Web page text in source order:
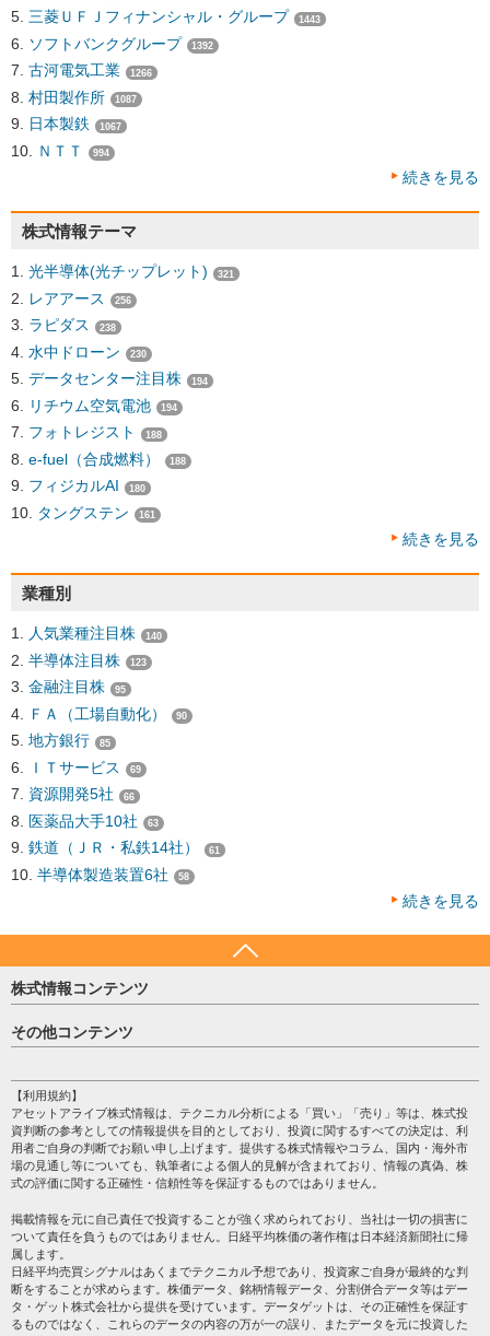
三菱ＵＦＪフィナンシャル・グループ 1443
ソフトバンクグループ 1392
古河電気工業 1266
村田製作所 1087
日本製鉄 1067
ＮＴＴ 994
続きを見る
株式情報テーマ
光半導体(光チップレット) 321
レアアース 256
ラピダス 238
水中ドローン 230
データセンター注目株 194
リチウム空気電池 194
フォトレジスト 188
e-fuel（合成燃料） 188
フィジカルAI 180
タングステン 161
続きを見る
業種別
人気業種注目株 140
半導体注目株 123
金融注目株 95
ＦＡ（工場自動化） 90
地方銀行 85
ＩＴサービス 69
資源開発5社 66
医薬品大手10社 63
鉄道（ＪＲ・私鉄14社） 61
半導体製造装置6社 58
続きを見る
株式情報コンテンツ
日経平均
売買シグナル
注目銘柄
株テーマ情報
海外市況
投資カレンダー
格付け情報
その他コンテンツ
個人情報保護方針
プライバシーポリシー
会社案内
サイトマップ
過去データ
【利用規約】
アセットアライブ株式情報は、テクニカル分析による「買い」「売り」等は、株式投
資判断の参考としての情報提供を目的としており、投資に関するすべての決定は、利
用者ご自身の判断でお願い申し上げます。提供する株式情報やコラム、国内・海外市
場の見通し等についても、執筆者による個人的見解が含まれており、情報の真偽、株
式の評価に関する正確性・信頼性等を保証するものではありません。
掲載情報を元に自己責任で投資することが強く求められており、当社は一切の損害に
ついて責任を負うものではありません。日経平均株価の著作権は日本経済新聞社に帰
属します。
日経平均売買シグナルはあくまでテクニカル予想であり、投資家ご自身が最終的な判
断をすることが求めらます。株価データ、銘柄情報データ、分割併合データ等はデー
タ・ゲット株式会社から提供を受けています。データゲットは、その正確性を保証す
るものではなく、これらのデータの内容の万が一の誤り、またデータを元に投資した